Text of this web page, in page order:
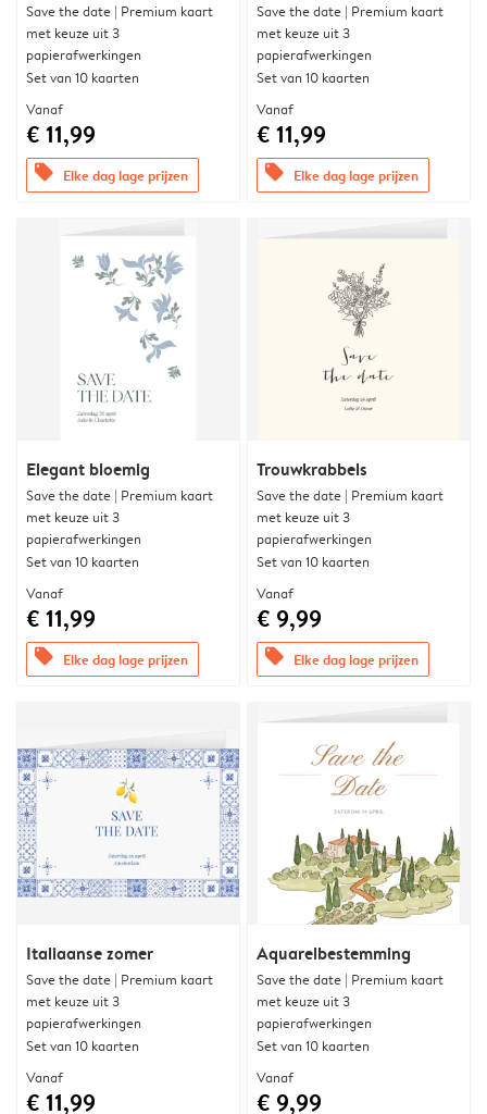
Save the date | Premium kaart
met keuze uit 3
papierafwerkingen
Set van 10 kaarten
Vanaf
€ 11,99
offers Elke dag lage prijzen
Save the date | Premium kaart
met keuze uit 3
papierafwerkingen
Set van 10 kaarten
Vanaf
€ 11,99
offers Elke dag lage prijzen
Elegant bloemig
Save the date | Premium kaart
met keuze uit 3
papierafwerkingen
Set van 10 kaarten
Vanaf
€ 11,99
offers Elke dag lage prijzen
Trouwkrabbels
Save the date | Premium kaart
met keuze uit 3
papierafwerkingen
Set van 10 kaarten
Vanaf
€ 9,99
offers Elke dag lage prijzen
Italiaanse zomer
Save the date | Premium kaart
met keuze uit 3
papierafwerkingen
Set van 10 kaarten
Vanaf
€ 11,99
Aquarelbestemming
Save the date | Premium kaart
met keuze uit 3
papierafwerkingen
Set van 10 kaarten
Vanaf
€ 9,99